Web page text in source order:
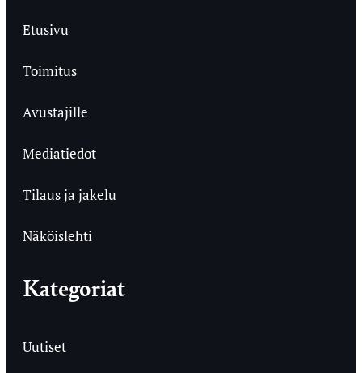
Etusivu
Toimitus
Avustajille
Mediatiedot
Tilaus ja jakelu
Näköislehti
Kategoriat
Uutiset